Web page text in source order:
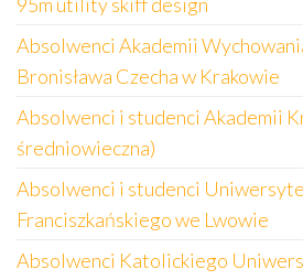
Absolwenci Akademii
Bronisława Czecha w Krakowie
Absolwenci i studenci Akademii
średniowieczna)
Absolwenci i studenci
Franciszkańskiego we Lwowie
Absolwenci Katolickiego